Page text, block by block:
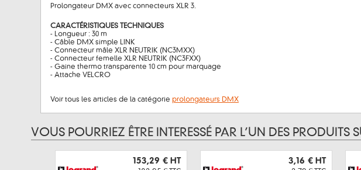
Prolongateur DMX avec connecteurs XLR 3.
CARACTÉRISTIQUES TECHNIQUES
- Longueur : 30 m
- Câble DMX simple LINK
- Connecteur mâle XLR NEUTRIK (NC3MXX)
- Connecteur femelle XLR NEUTRIK (NC3FXX)
- Gaine thermo transparente 10 cm pour marquage
- Attache VELCRO
Voir tous les articles de la catégorie prolongateurs DMX
VOUS POURRIEZ ÊTRE INTERESSÉ PAR L’UN DES PRODUITS
153,29 € HT 3,16 € HT